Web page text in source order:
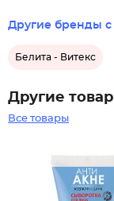
Другие бренды
Белита - Витекс
Другие
Все товары